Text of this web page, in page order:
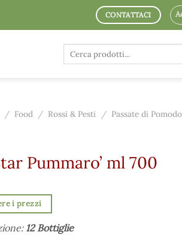
CONTATTACI
Cerca:
/ Food / Rossi & Pesti / Passate di
Pummaro’ ml 700
i prezzi
12 Bottiglie